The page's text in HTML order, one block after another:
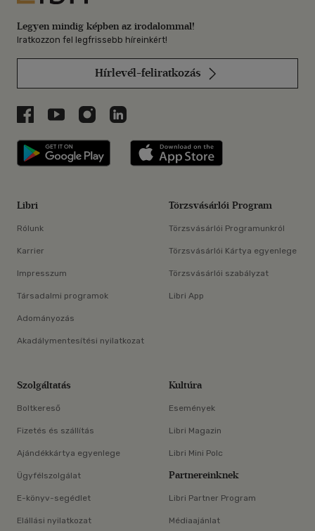
Legyen mindig képben az irodalommal!
Iratkozzon fel legfrissebb híreinkért!
Hírlevél-feliratkozás
Libri a Facebookon
Libri a Youtube-on
Libri az Instagramon
Libri a LinkedInen
Libri applikáció Szerezd meg: Google
Libri
Rólunk
Karrier
Impresszum
Társadalmi programok
Adományozás
Akadálymentesítési nyilatkozat
Törzsvásárlói Program
Törzsvásárlói Programunkról
Törzsvásárlói Kártya egyenlege
Törzsvásárlói szabályzat
Libri App
Szolgáltatás
Boltkereső
Fizetés és szállítás
Ajándékkártya egyenlege
Ügyfélszolgálat
E-könyv-segédlet
Elállási nyilatkozat
Kultúra
Események
Libri Magazin
Libri Mini Polc
Partnereinknek
Libri Partner Program
Médiaajánlat